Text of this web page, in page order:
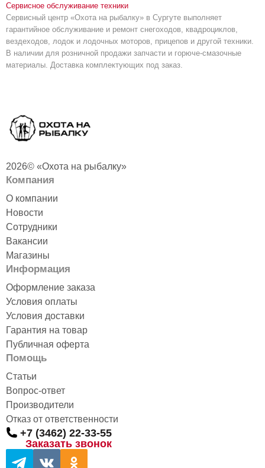
Сервисное обслуживание техники
Сервисный центр «Охота на рыбалку» в Сургуте выполняет
гарантийное обслуживание и ремонт снегоходов, квадроциклов,
вездеходов, лодок и лодочных моторов, прицепов и другой техники.
В наличии для розничной продажи запчасти и горюче-смазочные
материалы. Доставка комплектующих под заказ.
2026© «Охота на рыбалку»
Компания
О компании
Новости
Сотрудники
Вакансии
Магазины
Информация
Оформление заказа
Условия оплаты
Условия доставки
Гарантия на товар
Публичная оферта
Помощь
Статьи
Вопрос-ответ
Производители
Отказ от ответственности
+7 (3462) 22-33-55
Заказать звонок